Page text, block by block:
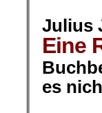
Julius
Eine
es